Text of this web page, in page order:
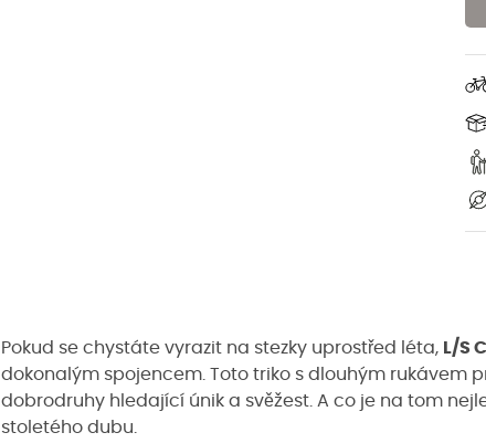
Pokud se chystáte vyrazit na stezky uprostřed léta, L/S
dokonalým spojencem. Toto triko s dlouhým rukávem
dobrodruhy hledající únik a svěžest. A co je na tom
stoletého dubu.